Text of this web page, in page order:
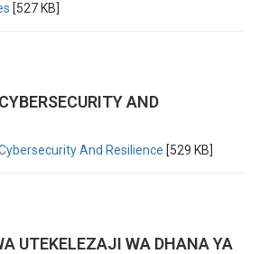
[527 KB]
AND
And Resilience [529 KB]
UTEKELEZAJI WA DHANA YA